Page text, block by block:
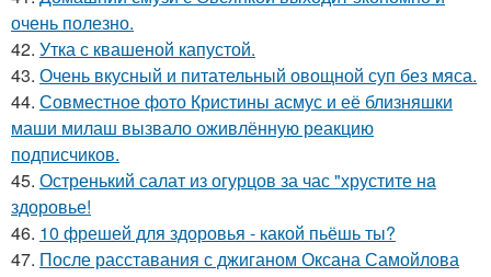
очень полезно.
42. Утка с квашеной капустой.
43. Очень вкусный и питательный овощной суп без мяса.
44. Совместное фото Кристины асмус и её близняшки
маши милаш вызвало оживлённую реакцию
подписчиков.
45. Остренький салат из огурцов за час "хрустите нa
здоровье!
46. 10 фрешей для здоровья - какой пьёшь ты?
47. После расставания с джиганом Оксана Самойлова